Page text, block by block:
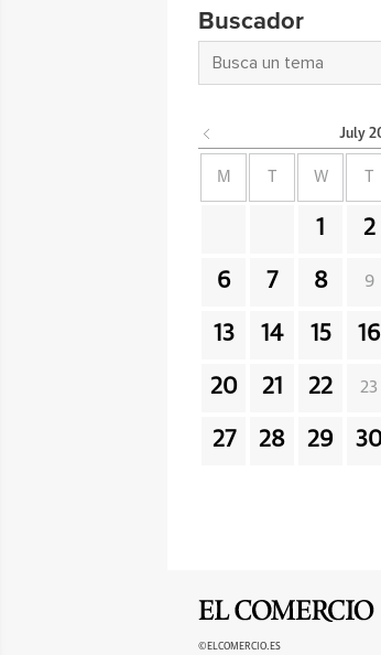
Buscador
July
M W
1 2
6 7 8 9
13 14 15 16
20 21 22 23
27 28 29
©ELCOMERCIO.ES